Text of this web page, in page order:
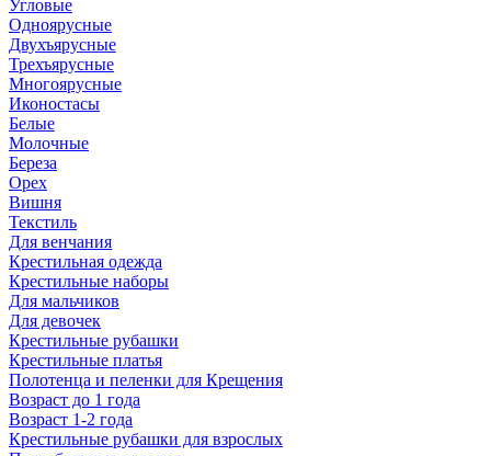
Угловые
Одноярусные
Двухъярусные
Трехъярусные
Многоярусные
Иконостасы
Белые
Молочные
Береза
Орех
Вишня
Текстиль
Для венчания
Крестильная одежда
Крестильные наборы
Для мальчиков
Для девочек
Крестильные рубашки
Крестильные платья
Полотенца и пеленки для Крещения
Возраст до 1 года
Возраст 1-2 года
Крестильные рубашки для взрослых